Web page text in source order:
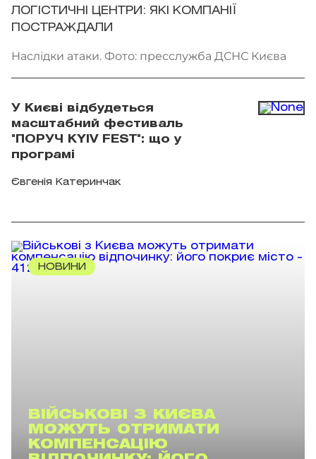
ЛОГІСТИЧНІ ЦЕНТРИ: ЯКІ КОМПАНІЇ
ПОСТРАЖДАЛИ
Наслідки атаки. Фото: пресслужба ДСНС Києва
У Києві відбудеться
масштабний фестиваль
"ПОРУЧ KYIV FEST": що у
програмі
Євгенія Катеринчак
НОВИНИ
ВІЙСЬКОВІ З КИЄВА
МОЖУТЬ ОТРИМАТИ
КОМПЕНСАЦІЮ